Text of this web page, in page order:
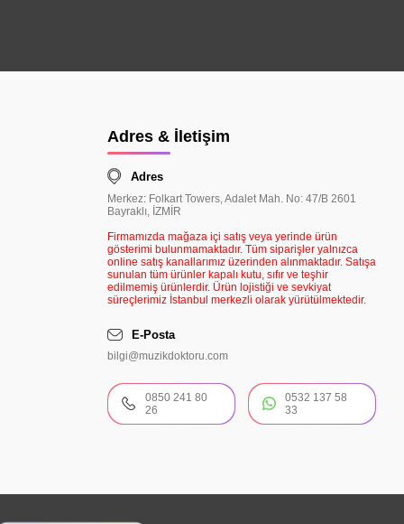
Adres & İletişim
Adres
Merkez: Folkart Towers, Adalet Mah. No: 47/B 2601
Bayraklı, İZMİR
Firmamızda mağaza içi satış veya yerinde ürün
gösterimi bulunmamaktadır. Tüm siparişler yalnızca
online satış kanallarımız üzerinden alınmaktadır. Satışa
sunulan tüm ürünler kapalı kutu, sıfır ve teşhir
edilmemiş ürünlerdir. Ürün lojistiği ve sevkiyat
süreçlerimiz İstanbul merkezli olarak yürütülmektedir.
E-Posta
bilgi@muzikdoktoru.com
0850 241 80
26
0532 137 58
33